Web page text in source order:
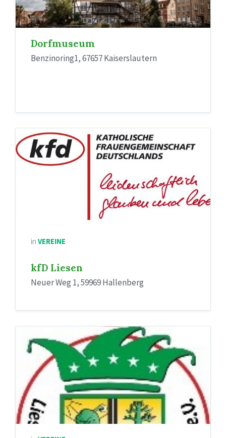
Dorfmuseum
Benzinoring1, 67657 Kaiserslautern
in VEREINE
kfD Liesen
Neuer Weg 1, 59969 Hallenberg